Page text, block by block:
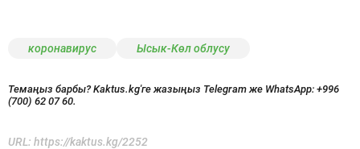
коронавирус Ысык-Көл облусу
Темаңыз барбы? Kaktus.kg'ге жазыңыз Telegram же WhatsApp: +996
(700) 62 07 60.
URL: https://kaktus.kg/2252